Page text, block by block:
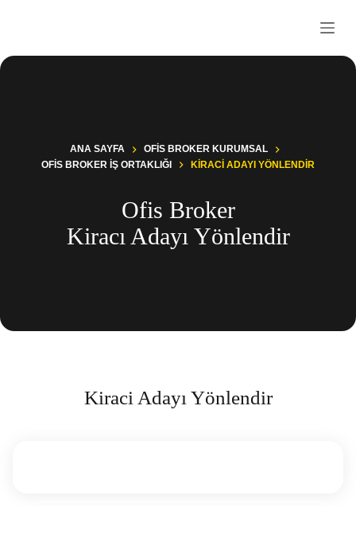
p
ANA SAYFA
OFIS BROKER KURUMSAL
OFIS BROKER İŞ ORTAKLIĞI
KIRACI ADAYI YÖNLENDIR
Ofis Broker
Kiracı Adayı Yönlendir
Kiraci Adayı Yönlendir